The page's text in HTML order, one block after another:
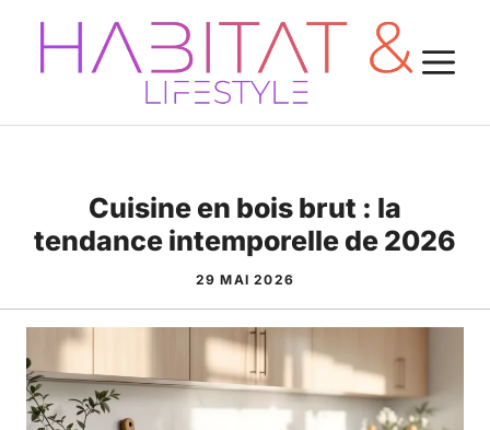
Aller
contenu
Cuisine en bois brut : la
tendance intemporelle de 2026
29 MAI 2026